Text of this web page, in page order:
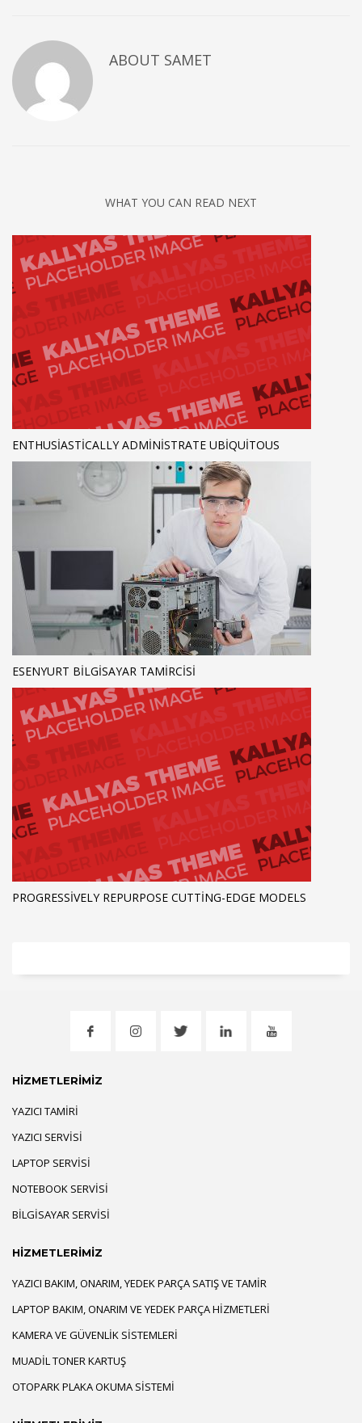
ABOUT SAMET
WHAT YOU CAN READ NEXT
ENTHUSIASTICALLY ADMINISTRATE UBIQUITOUS
ESENYURT BILGISAYAR TAMIRCISI
PROGRESSIVELY REPURPOSE CUTTING-EDGE MODELS
HİZMETLERİMİZ
YAZICI TAMIRI
YAZICI SERVISI
LAPTOP SERVISI
NOTEBOOK SERVISI
BILGISAYAR SERVISI
HİZMETLERİMİZ
YAZICI BAKIM, ONARIM, YEDEK PARÇA SATIŞ VE TAMIR
LAPTOP BAKIM, ONARIM VE YEDEK PARÇA HIZMETLERI
KAMERA VE GÜVENLIK SISTEMLERI
MUADIL TONER KARTUŞ
OTOPARK PLAKA OKUMA SISTEMI